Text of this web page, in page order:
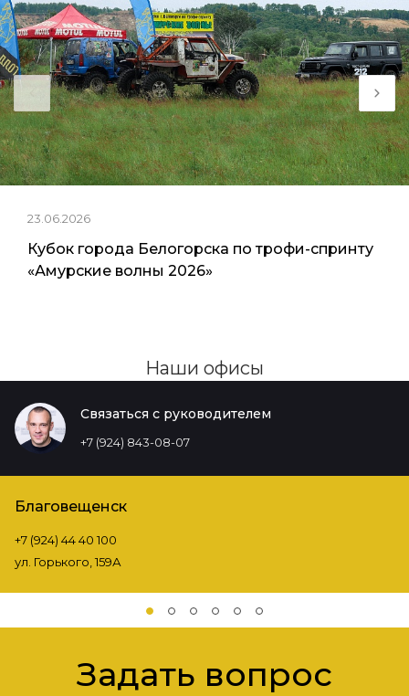
23.06.2026
Кубок города Белогорска по трофи-спринту
«Амурские волны 2026»
Наши офисы
Связаться с руководителем
+7 (924) 843-08-07
Благовещенск
+7 (924) 44 40 100
ул. Горького, 159А
Задать вопрос